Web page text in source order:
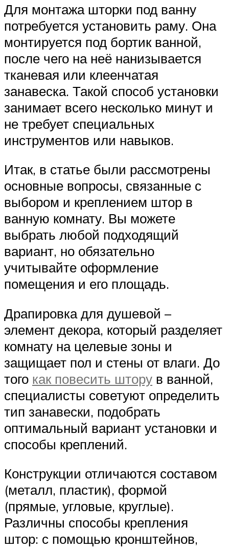
Для монтажа шторки под ванну
потребуется установить раму. Она
монтируется под бортик ванной,
после чего на неё нанизывается
тканевая или клеенчатая
занавеска. Такой способ установки
занимает всего несколько минут и
не требует специальных
инструментов или навыков.
Итак, в статье были рассмотрены
основные вопросы, связанные с
выбором и креплением штор в
ванную комнату. Вы можете
выбрать любой подходящий
вариант, но обязательно
учитывайте оформление
помещения и его площадь.
Драпировка для душевой –
элемент декора, который разделяет
комнату на целевые зоны и
защищает пол и стены от влаги. До
того как повесить штору в ванной,
специалисты советуют определить
тип занавески, подобрать
оптимальный вариант установки и
способы креплений.
Конструкции отличаются составом
(металл, пластик), формой
(прямые, угловые, круглые).
Различны способы крепления
штор: с помощью кронштейнов,